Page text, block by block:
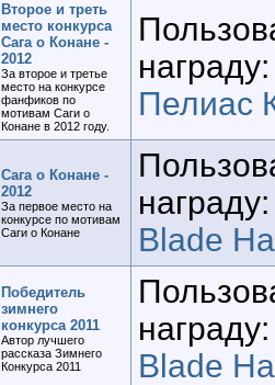
Второе и треть
место конкурса
Сага о Конане -
2012
За второе и третье
место на конкурсе
фанфиков по
мотивам Саги о
Конане в 2012 году.
Пелиас
Сага о Конане -
2012
За первое место на
конкурсе по мотивам
Саги о Конане
Blade
Победитель
зимнего
конкурса 2011
Автор лучшего
рассказа Зимнего
Конкурса 2011
Blade